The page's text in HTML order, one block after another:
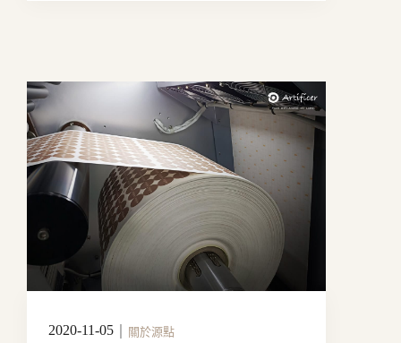
2020-11-05 關於源點